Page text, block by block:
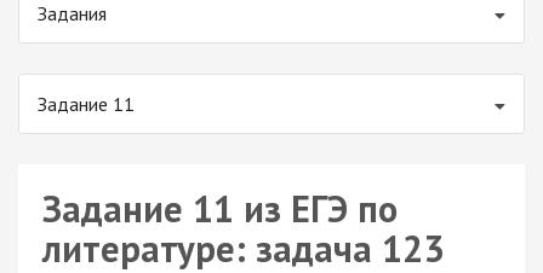
Задания
Задание 11
Задание 11 из ЕГЭ по
литературе: задача 123